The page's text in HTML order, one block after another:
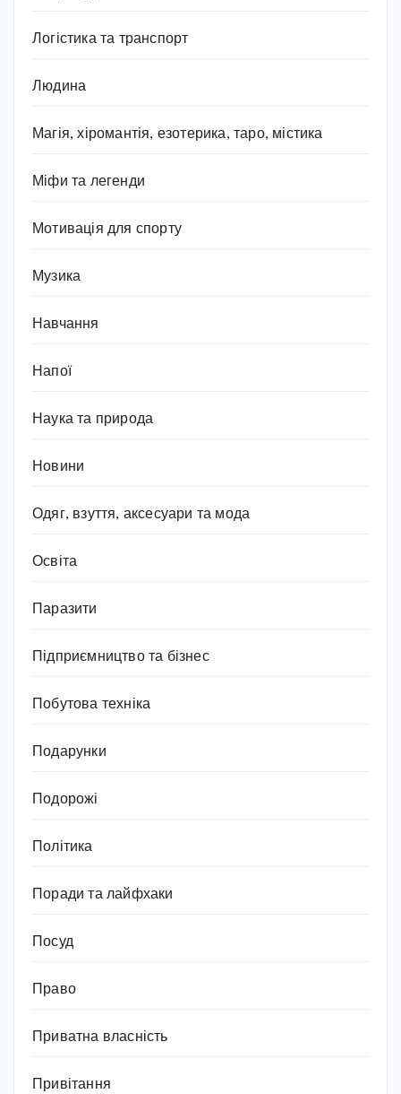
Логістика та транспорт
Людина
Магія, хіромантія, езотерика, таро, містика
Міфи та легенди
Мотивація для спорту
Музика
Навчання
Напої
Наука та природа
Новини
Одяг, взуття, аксесуари та мода
Освіта
Паразити
Підприємництво та бізнес
Побутова техніка
Подарунки
Подорожі
Політика
Поради та лайфхаки
Посуд
Право
Приватна власність
Привітання